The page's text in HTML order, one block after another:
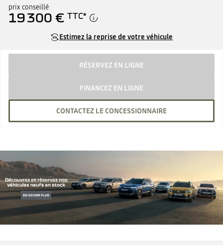
prix conseillé
19 300 € TTC*
Estimez la reprise de votre véhicule
RÉSERVEZ EN LIGNE
FINANCEZ EN LIGNE
CONTACTEZ LE CONCESSIONNAIRE